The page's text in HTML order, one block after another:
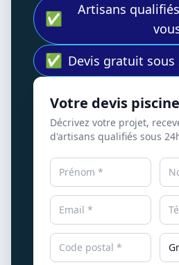
✅
Artisans
✅ Devis gratuit sous
Votre devis
Décrivez votre projet,
d'artisans qualifiés sous